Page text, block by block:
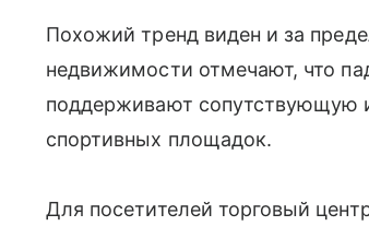
Похожий тренд виден и за
недвижимости отмечают, что
поддерживают сопутствующую
спортивных площадок.
Для посетителей торговый